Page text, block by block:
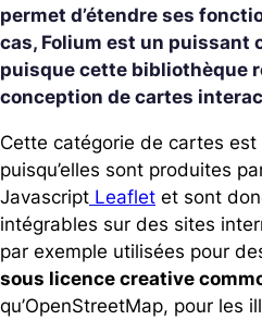
permet d’étendre ses
cas, Folium est un puissant
puisque cette bibliothèque
conception de cartes
Cette catégorie de cartes
puisqu’elles sont produites
Javascript Leaflet et sont
intégrables sur des sites
par exemple utilisées pour
sous licence creative
qu’OpenStreetMap, pour les